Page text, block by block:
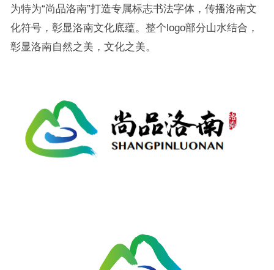
为特为“尚品洛南”打造专属标志书法字体，传播洛南文
化符号，彰显洛南文化底蕴。整个logo部分山水结合，
彰显洛南自然之美，文化之美。